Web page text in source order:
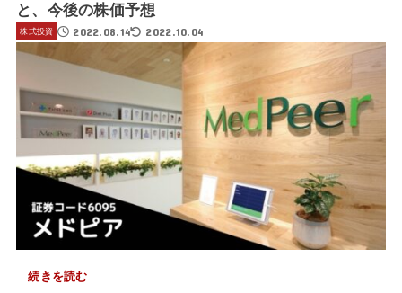
と、今後の株価予想
株式投資 2022.08.14 2022.10.04
続きを読む